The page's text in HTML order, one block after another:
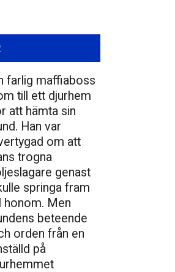
farlig maffiaboss
till ett djurhem
att hämta sin
Han var
om att
trogna
genast
springa fram
honom. Men
beteende
orden från en
på